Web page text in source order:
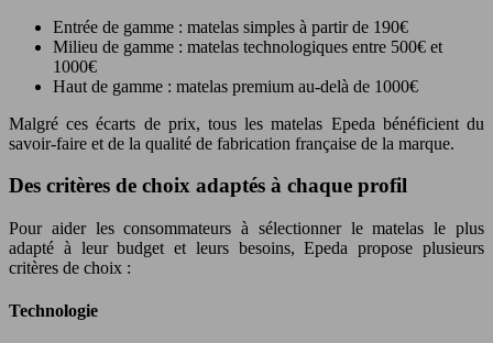
Entrée de gamme : matelas simples à partir de 190€
Milieu de gamme : matelas technologiques entre 500€ et
1000€
Haut de gamme : matelas premium au-delà de 1000€
Malgré ces écarts de prix, tous les matelas Epeda bénéficient du
savoir-faire et de la qualité de fabrication française de la marque.
Des critères de choix adaptés à chaque profil
Pour aider les consommateurs à sélectionner le matelas le plus
adapté à leur budget et leurs besoins, Epeda propose plusieurs
critères de choix :
Technologie